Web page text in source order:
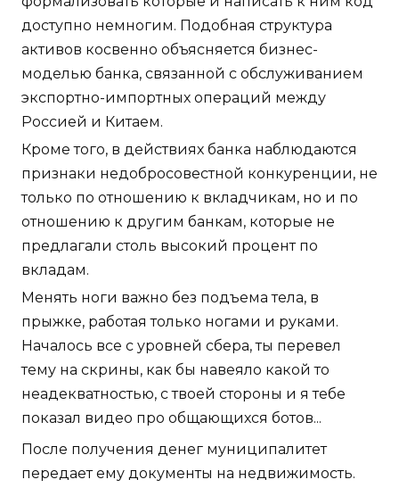
доступно немногим. Подобная структура
активов косвенно объясняется бизнес-
моделью банка, связанной с обслуживанием
экспортно-импортных операций между
Россией и Китаем.
Кроме того, в действиях банка наблюдаются
признаки недобросовестной конкуренции, не
только по отношению к вкладчикам, но и по
отношению к другим банкам, которые не
предлагали столь высокий процент по
вкладам.
Менять ноги важно без подъема тела, в
прыжке, работая только ногами и руками.
Началось все с уровней сбера, ты перевел
тему на скрины, как бы навеяло какой то
неадекватностью, с твоей стороны и я тебе
показал видео про общающихся ботов...
После получения денег муниципалитет
передает ему документы на недвижимость.